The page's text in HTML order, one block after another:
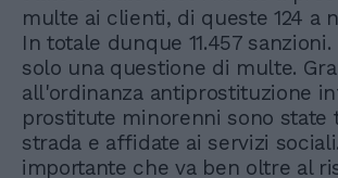
multe ai clienti, di queste 124 a
In totale dunque 11.457
solo una questione di multe.
all'ordinanza antiprostituzione
prostitute minorenni sono state
strada e affidate ai servizi
importante che va ben oltre al